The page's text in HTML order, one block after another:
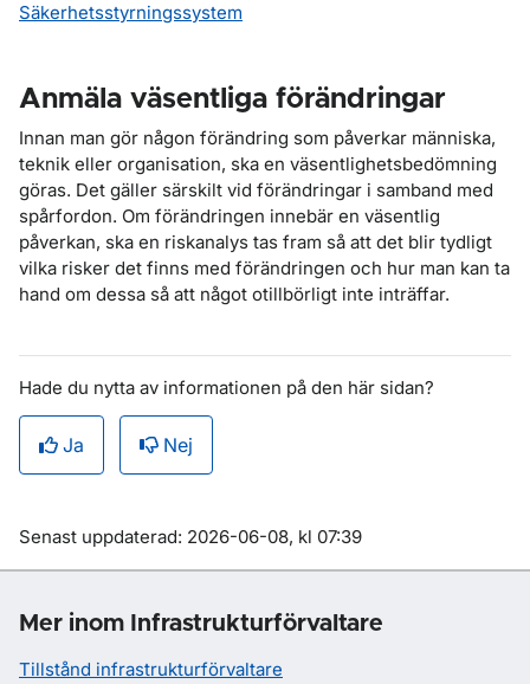
Säkerhetsstyrningssystem
Anmäla väsentliga förändringar
Innan man gör någon förändring som påverkar människa,
teknik eller organisation, ska en väsentlighetsbedömning
göras. Det gäller särskilt vid förändringar i samband med
spårfordon. Om förändringen innebär en väsentlig
påverkan, ska en riskanalys tas fram så att det blir tydligt
vilka risker det finns med förändringen och hur man kan ta
hand om dessa så att något otillbörligt inte inträffar.
Hade du nytta av informationen på den här sidan?
Ja Nej
Om sidan
Senast uppdaterad: 2026-06-08, kl 07:39
Mer inom Infrastrukturförvaltare
Tillstånd infrastrukturförvaltare